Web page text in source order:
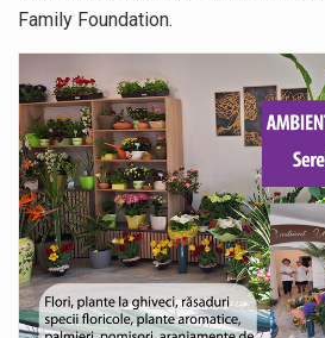
Family Foundation.